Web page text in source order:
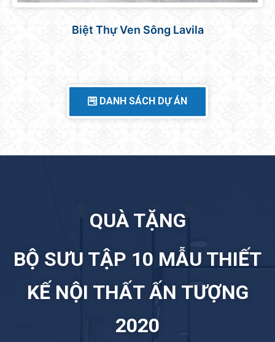
Căn hộ Sunrise Central
DANH SÁCH DỰ ÁN
QUÀ TẶNG
BỘ SƯU TẬP 10 MẪU THIẾT
KẾ NỘI THẤT ẤN TƯỢNG
2020